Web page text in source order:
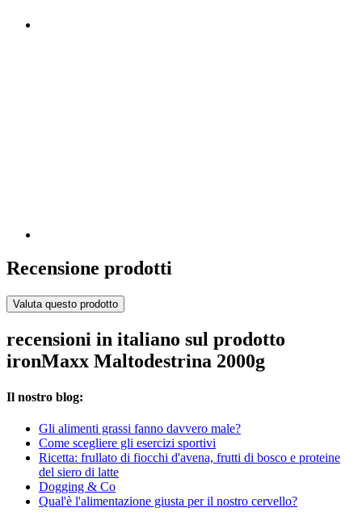
Recensione prodotti
Valuta questo prodotto
recensioni in italiano sul prodotto
ironMaxx Maltodestrina 2000g
Il nostro blog:
Gli alimenti grassi fanno davvero male?
Come scegliere gli esercizi sportivi
Ricetta: frullato di fiocchi d'avena, frutti di bosco e proteine
del siero di latte
Dogging & Co
Qual'è l'alimentazione giusta per il nostro cervello?